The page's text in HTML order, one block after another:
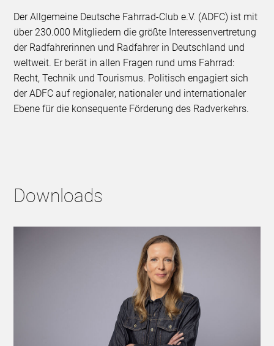
Der Allgemeine Deutsche Fahrrad-Club e.V. (ADFC) ist mit
über 230.000 Mitgliedern die größte Interessenvertretung
der Radfahrerinnen und Radfahrer in Deutschland und
weltweit. Er berät in allen Fragen rund ums Fahrrad:
Recht, Technik und Tourismus. Politisch engagiert sich
der ADFC auf regionaler, nationaler und internationaler
Ebene für die konsequente Förderung des Radverkehrs.
Downloads